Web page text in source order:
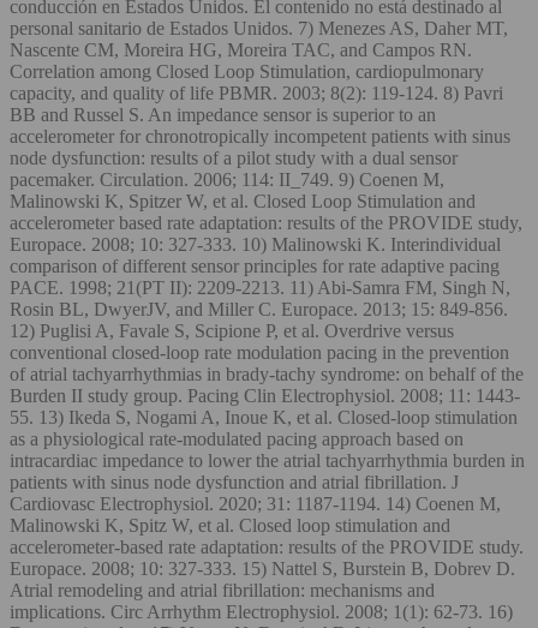
conducción en Estados Unidos. El contenido no está destinado al
personal sanitario de Estados Unidos. 7) Menezes AS, Daher MT,
Nascente CM, Moreira HG, Moreira TAC, and Campos RN.
Correlation among Closed Loop Stimulation, cardiopulmonary
capacity, and quality of life PBMR. 2003; 8(2): 119-124. 8) Pavri
BB and Russel S. An impedance sensor is superior to an
accelerometer for chronotropically incompetent patients with sinus
node dysfunction: results of a pilot study with a dual sensor
pacemaker. Circulation. 2006; 114: II_749. 9) Coenen M,
Malinowski K, Spitzer W, et al. Closed Loop Stimulation and
accelerometer based rate adaptation: results of the PROVIDE study,
Europace. 2008; 10: 327-333. 10) Malinowski K. Interindividual
comparison of different sensor principles for rate adaptive pacing
PACE. 1998; 21(PT II): 2209-2213. 11) Abi-Samra FM, Singh N,
Rosin BL, DwyerJV, and Miller C. Europace. 2013; 15: 849-856.
12) Puglisi A, Favale S, Scipione P, et al. Overdrive versus
conventional closed-loop rate modulation pacing in the prevention
of atrial tachyarrhythmias in brady-tachy syndrome: on behalf of the
Burden II study group. Pacing Clin Electrophysiol. 2008; 11: 1443-
55. 13) Ikeda S, Nogami A, Inoue K, et al. Closed‐loop stimulation
as a physiological rate‐modulated pacing approach based on
intracardiac impedance to lower the atrial tachyarrhythmia burden in
patients with sinus node dysfunction and atrial fibrillation. J
Cardiovasc Electrophysiol. 2020; 31: 1187-1194. 14) Coenen M,
Malinowski K, Spitz W, et al. Closed loop stimulation and
accelerometer-based rate adaptation: results of the PROVIDE study.
Europace. 2008; 10: 327-333. 15) Nattel S, Burstein B, Dobrev D.
Atrial remodeling and atrial fibrillation: mechanisms and
implications. Circ Arrhythm Electrophysiol. 2008; 1(1): 62-73. 16)